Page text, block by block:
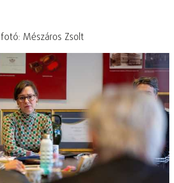
fotó: Mészáros Zsolt